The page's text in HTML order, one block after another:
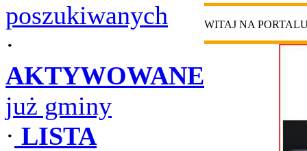
poszukiwanych
·
AKTYWOWANE
już gminy
· LISTA
WITAJ NA